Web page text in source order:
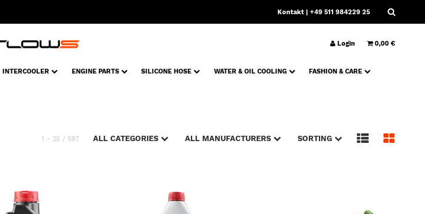
Kontakt | +49 511 984229 25
Login 0,00 €
INTERCOOLER ENGINE PARTS SILICONE HOSE WATER & OIL COOLING FASHION & CARE
1 - 25 / 597 ALL CATEGORIES ALL MANUFACTURERS SORTING